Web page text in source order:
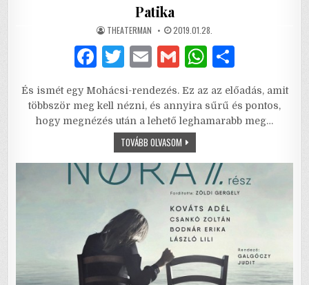
Patika
AUTHOR:
THEATERMAN PUBLISHED
DATE:
2019.01.28.
F
c
e
o
o
k
T
it
te
r
E
ai
l
G
ai
l
W
at
s
p
p
ar
e
És ismét egy Mohácsi-rendezés. Ez az az előadás, amit
többször meg kell nézni, és annyira sűrű és pontos,
hogy megnézés után a lehető leghamarabb meg…
TOVÁBB OLVASOMPATIKA